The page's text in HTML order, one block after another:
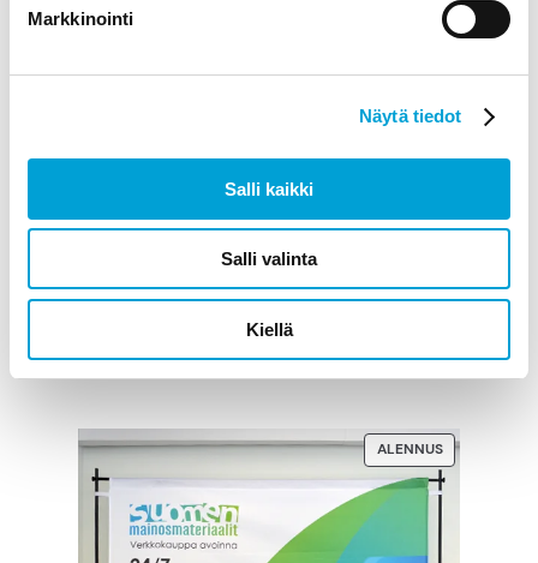
Markkinointi
Näytä tiedot
Salli kaikki
Salli valinta
Kiellä
541,00€alv 0%
LISÄÄ OSTOSKORIIN
ALENNUSTUOTE